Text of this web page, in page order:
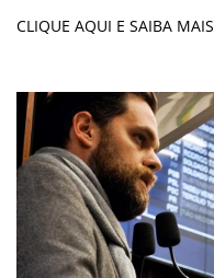
CLIQUE AQUI E SAIBA MAIS